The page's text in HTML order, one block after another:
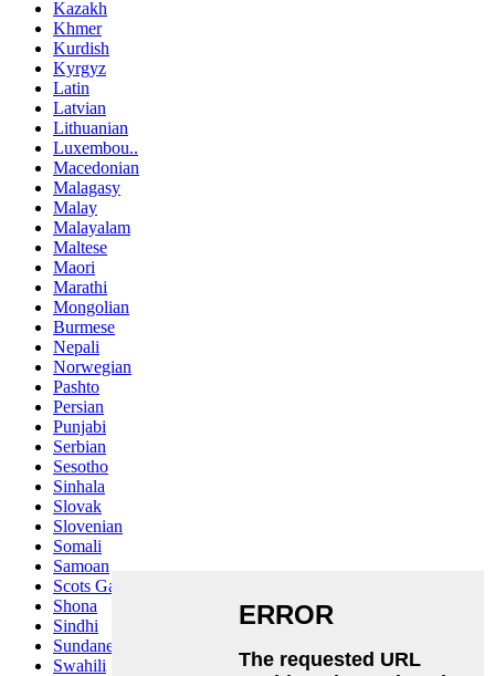
Kazakh
Khmer
Kurdish
Kyrgyz
Latin
Latvian
Lithuanian
Luxembou..
Macedonian
Malagasy
Malay
Malayalam
Maltese
Maori
Marathi
Mongolian
Burmese
Nepali
Norwegian
Pashto
Persian
Punjabi
Serbian
Sesotho
Sinhala
Slovak
Slovenian
Somali
Samoan
Scots Gaelic
Shona
Sindhi
Sundanese
Swahili